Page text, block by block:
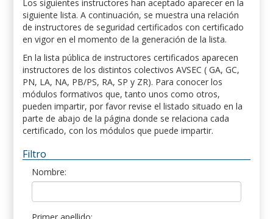
Los siguientes instructores han aceptado aparecer en la
siguiente lista. A continuación, se muestra una relación
de instructores de seguridad certificados con certificado
en vigor en el momento de la generación de la lista.
En la lista pública de instructores certificados aparecen
instructores de los distintos colectivos AVSEC ( GA, GC,
PN, LA, NA, PB/PS, RA, SP y ZR). Para conocer los
módulos formativos que, tanto unos como otros,
pueden impartir, por favor revise el listado situado en la
parte de abajo de la página donde se relaciona cada
certificado, con los módulos que puede impartir.
Filtro
Nombre: